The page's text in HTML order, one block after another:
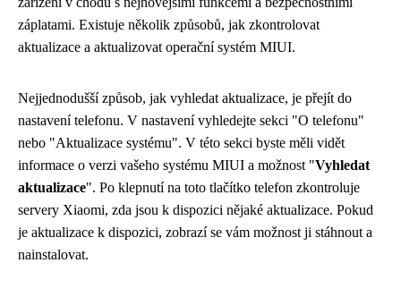
záplatami. Existuje několik způsobů, jak zkontrolovat
aktualizace a aktualizovat operační systém MIUI.
Nejjednodušší způsob, jak vyhledat aktualizace, je přejít do
nastavení telefonu. V nastavení vyhledejte sekci "O telefonu"
nebo "Aktualizace systému". V této sekci byste měli vidět
informace o verzi vašeho systému MIUI a možnost "Vyhledat
aktualizace". Po klepnutí na toto tlačítko telefon zkontroluje
servery Xiaomi, zda jsou k dispozici nějaké aktualizace. Pokud
je aktualizace k dispozici, zobrazí se vám možnost ji stáhnout a
nainstalovat.